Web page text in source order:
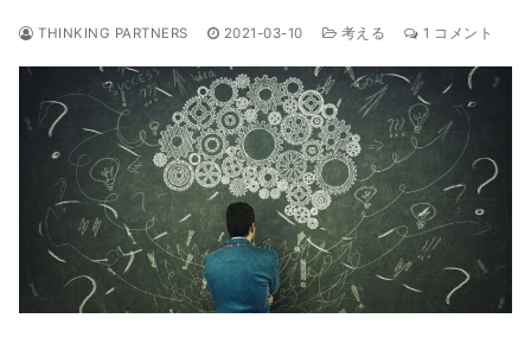
THINKING PARTNERS 2021-03-10 考える 1 コメント